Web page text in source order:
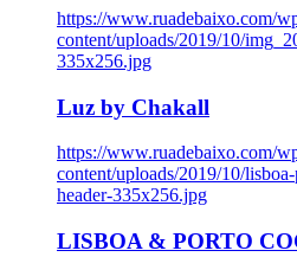
https://www.ruadebaixo.com/
content/uploads/2019/10/
335x256.jpg
Luz by Chakall
https://www.ruadebaixo.com/
content/uploads/2019/10/
header-335x256.jpg
LISBOA & PORTO